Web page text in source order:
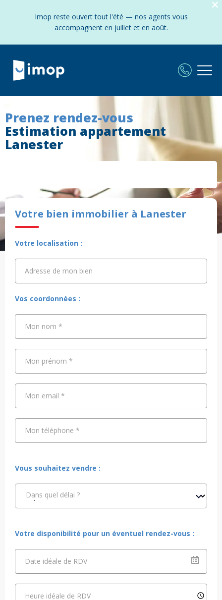
Imop reste ouvert tout l'été — nos agents vous
accompagnent en juillet et en août.
Prenez rendez-vous
Estimation appartement
Lanester
Votre bien immobilier à Lanester
Votre localisation :
Adresse de mon bien
Adresse de mon bien
Vos coordonnées :
Mon nom *
Mon prénom *
Mon email *
Mon téléphone *
Vous souhaitez vendre :
Dans quel délai ?
Votre disponibilité pour un éventuel rendez-vous :
Date idéale de RDV
Heure idéale de RDV